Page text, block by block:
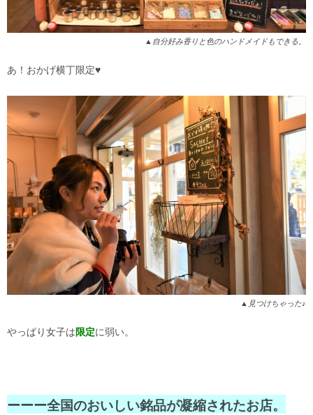
▲自分好み香りと色のハンドメイドもできる。
あ！おかげ横丁限定♥
▲見つけちゃった♪
やっぱり女子は限定に弱い。
ーーー全国のおいしい銘品が凝縮されたお店。